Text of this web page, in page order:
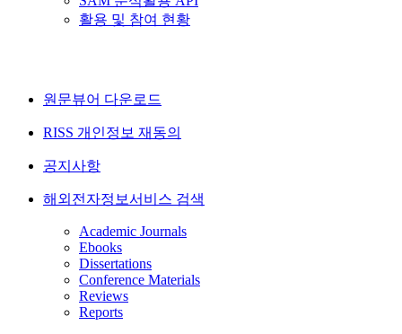
활용 및 참여 현황
원문뷰어 다운로드
RISS 개인정보 재동의
공지사항
해외전자정보서비스 검색
Academic Journals
Ebooks
Dissertations
Conference Materials
Reviews
Reports